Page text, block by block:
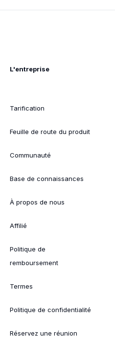
L'entreprise
Tarification
Feuille de route du produit
Communauté
Base de connaissances
À propos de nous
Affilié
Politique de
remboursement
Termes
Politique de confidentialité
Réservez une réunion